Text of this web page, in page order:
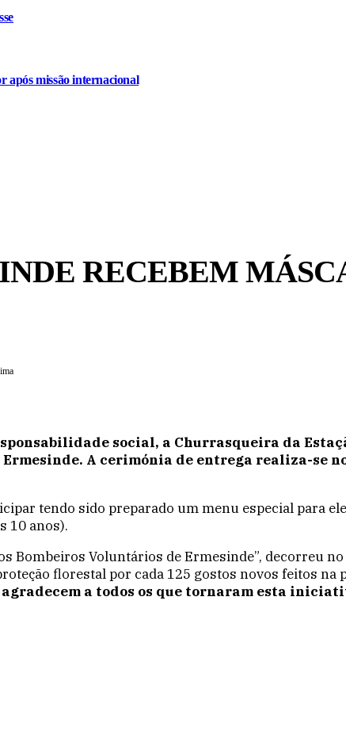
após missão internacional
RECEBEM
social, a Churrasqueira da
A cerimónia de entrega realiza-se
tendo sido preparado um menu especial para
10 anos).
Bombeiros Voluntários de Ermesinde”, decorreu
florestal por cada 125 gostos novos feitos na
a todos os que tornaram esta